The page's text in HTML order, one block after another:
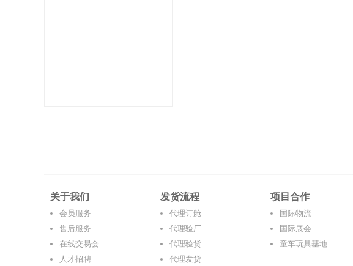
关于我们
会员服务
售后服务
在线交易会
人才招聘
发货流程
代理订舱
代理验厂
代理验货
代理发货
项目合作
国际物流
国际展会
童车玩具基地